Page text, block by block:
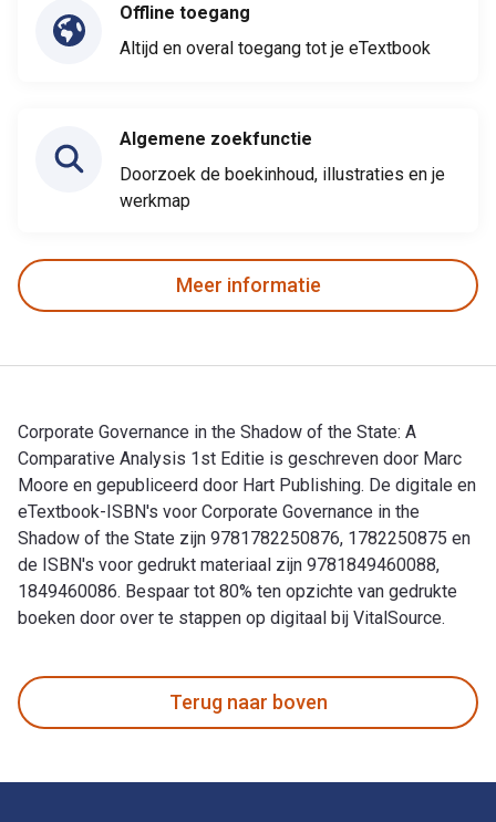
Offline toegang
Altijd en overal toegang tot je eTextbook
Algemene zoekfunctie
Doorzoek de boekinhoud, illustraties en je
werkmap
Meer informatie
Corporate Governance in the Shadow of the State: A
Comparative Analysis 1st Editie is geschreven door Marc
Moore en gepubliceerd door Hart Publishing. De digitale en
eTextbook-ISBN's voor Corporate Governance in the
Shadow of the State zijn 9781782250876, 1782250875 en
de ISBN's voor gedrukt materiaal zijn 9781849460088,
1849460086. Bespaar tot 80% ten opzichte van gedrukte
boeken door over te stappen op digitaal bij VitalSource.
Terug naar boven